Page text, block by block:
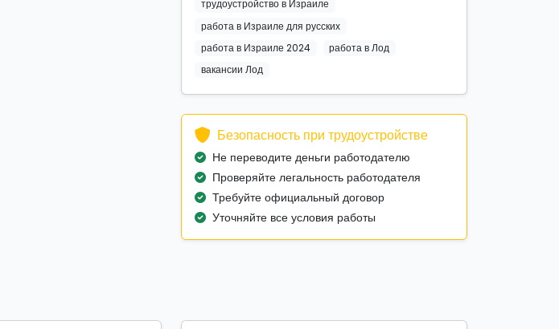
трудоустройство в Израиле
работа в Израиле для русских
работа в Израиле 2024
работа в Лод
вакансии Лод
Безопасность при трудоустройстве
Не переводите деньги работодателю
Проверяйте легальность работодателя
Требуйте официальный договор
Уточняйте все условия работы